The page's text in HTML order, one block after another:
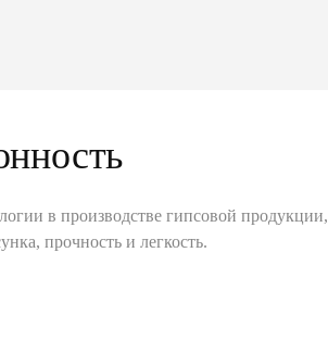
в производстве гипсовой продукции,
прочность и легкость.